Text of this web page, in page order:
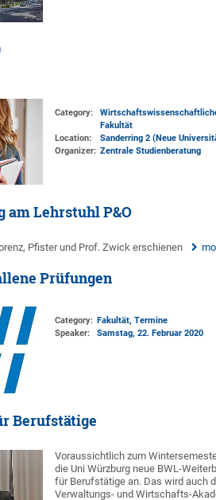
Category:
Fakultät
Location:
Sanderring 2 (Neue
Organizer: Zentrale Studienberatung
am Lehrstuhl P&O
Pfister und Prof. Zwick erschienen
Prüfungen
Category: Fakultät, Termine
Speaker:
Samstag, 22. Februar 2020
Berufstätige
Voraussichtlich zum
die Uni Würzburg neue BWL-
für Berufstätige an. Das wird auch
Verwaltungs- und Wirtschafts-